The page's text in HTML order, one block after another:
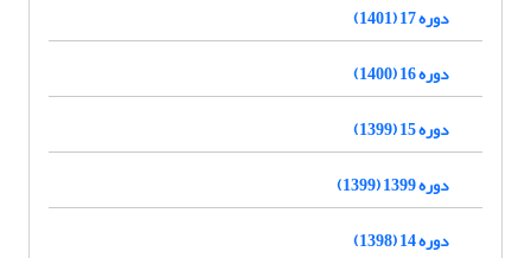
دوره 17 (1401)
دوره 16 (1400)
دوره 15 (1399)
دوره 1399 (1399)
دوره 14 (1398)